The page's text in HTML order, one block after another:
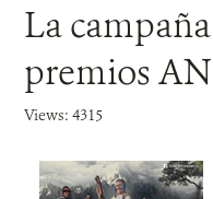
La
premios
Views: 4315